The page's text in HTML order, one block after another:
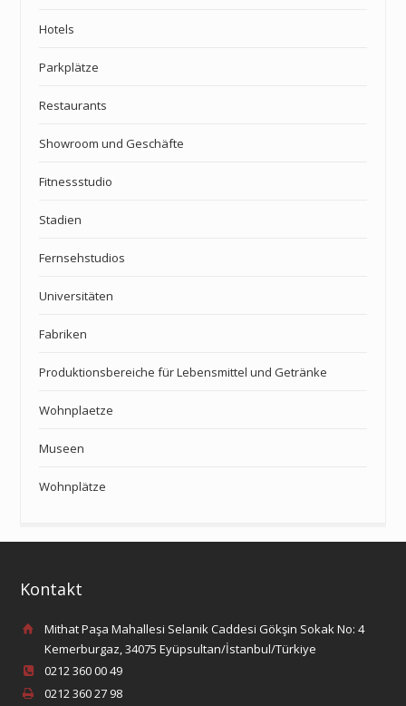
Hotels
Parkplätze
Restaurants
Showroom und Geschäfte
Fitnessstudio
Stadien
Fernsehstudios
Universitäten
Fabriken
Produktionsbereiche für Lebensmittel und Getränke
Wohnplaetze
Museen
Wohnplätze
Kontakt
Mithat Paşa Mahallesi Selanik Caddesi Gökşin Sokak No: 4
Kemerburgaz, 34075 Eyüpsultan/İstanbul/Türkiye
0212 360 00 49
0212 360 27 98